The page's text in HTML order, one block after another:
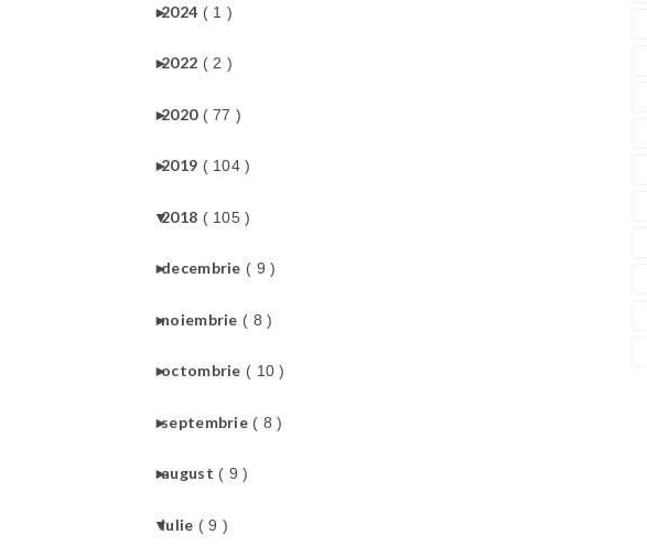
►
2024 ( 1 )
►
2022 ( 2 )
►
2020 ( 77 )
►
2019 ( 104 )
▼
2018 ( 105 )
►
decembrie ( 9 )
►
noiembrie ( 8 )
►
octombrie ( 10 )
►
septembrie ( 8 )
►
august ( 9 )
▼
iulie ( 9 )